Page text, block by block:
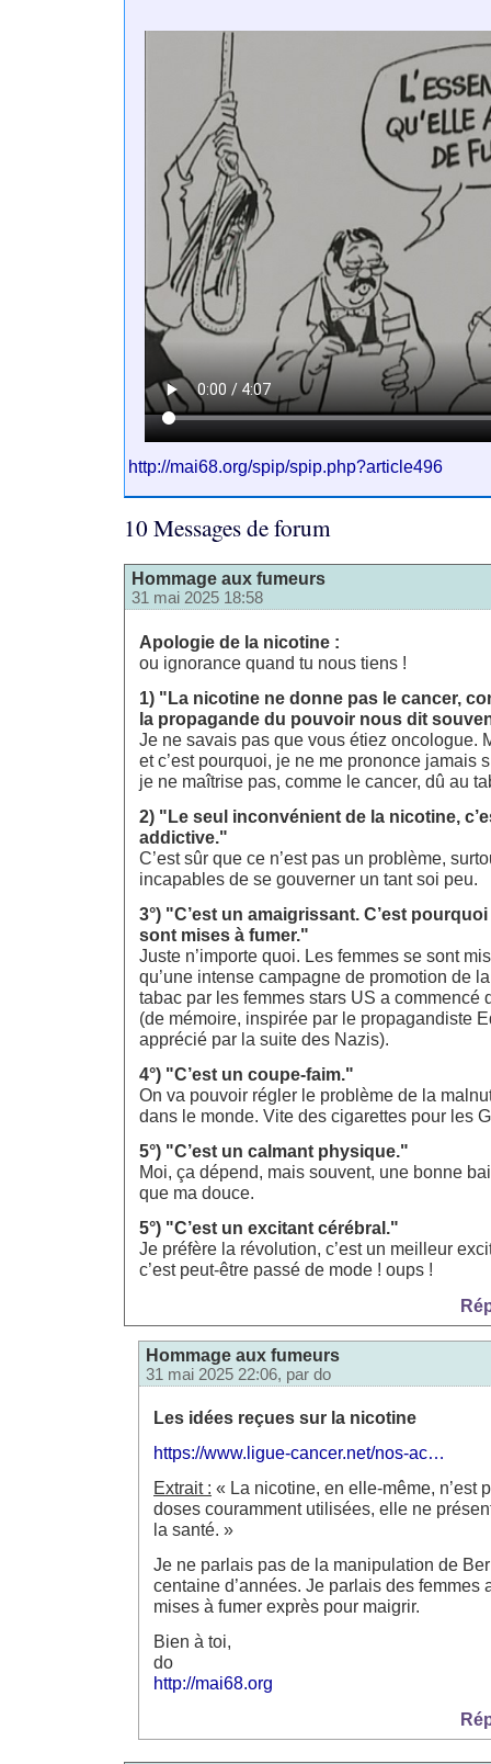
http://mai68.org/spip/spip.php?article496
10 Messages de forum
Hommage aux fumeurs
31 mai 2025 18:58
Apologie de la nicotine :
ou ignorance quand tu nous tiens !
1) "La nicotine ne donne pas le cancer,
la propagande du pouvoir nous dit
Je ne savais pas que vous étiez oncologue.
et c’est pourquoi, je ne me prononce jamais
je ne maîtrise pas, comme le cancer, dû au
2) "Le seul inconvénient de la nicotine,
addictive."
C’est sûr que ce n’est pas un problème,
incapables de se gouverner un tant soi peu.
3°) "C’est un amaigrissant. C’est
sont mises à fumer."
Juste n’importe quoi. Les femmes se sont
qu’une intense campagne de promotion de
tabac par les femmes stars US a commencé
(de mémoire, inspirée par le propagandiste
apprécié par la suite des Nazis).
4°) "C’est un coupe-faim."
On va pouvoir régler le problème de la
dans le monde. Vite des cigarettes pour les
5°) "C’est un calmant physique."
Moi, ça dépend, mais souvent, une bonne
que ma douce.
5°) "C’est un excitant cérébral."
Je préfère la révolution, c’est un meilleur
c’est peut-être passé de mode ! oups !
Hommage aux fumeurs
31 mai 2025 22:06, par do
Les idées reçues sur la nicotine
https://www.ligue-cancer.net/nos-ac…
Extrait : « La nicotine, en elle-même, n’est
doses couramment utilisées, elle ne
la santé. »
Je ne parlais pas de la manipulation de
centaine d’années. Je parlais des femmes
mises à fumer exprès pour maigrir.
Bien à toi,
do
http://mai68.org